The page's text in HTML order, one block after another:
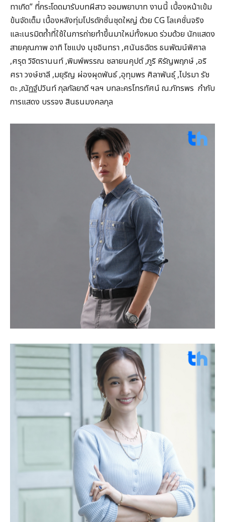
ทาเกิด” ที่กระโดดมารับบทผีสาว จอมพยาบาท งานนี้ เบื้องหน้าเข้ม
ข้นจัดเต็ม เบื้องหลังทุ่มโปรดักชั่นชุดใหญ่ ด้วย CG โลเคชั่นจริง
และเนรมิตถ้ำที่ใช้ในการถ่ายทำขึ้นมาใหม่ทั้งหมด ร่วมด้วย นักแสดง
สายคุณภาพ อาทิ โชแปง นุชอินทรา ,ศนันธฉัตร ธนพัฒน์พิศาล
,ศรุต วิจิตรานนท์ ,พิมพ์พรรณ ชลายนคุปต์ ,ภูริ หิรัญพฤกษ์ ,อริ
ศรา วงษ์ชาลี ,มยุริญ ผ่องผุดพันธ์ ,อุทุมพร ศิลาพันธุ์ ,ไปรมา รัช
ตะ ,ณัฏฐ์ปวินท์ กุลกัลยาดี ฯลฯ บทละครโทรทัศน์ ณ.ภัทรพร กำกับ
การแสดง บรรจง สินธนมงคลกุล